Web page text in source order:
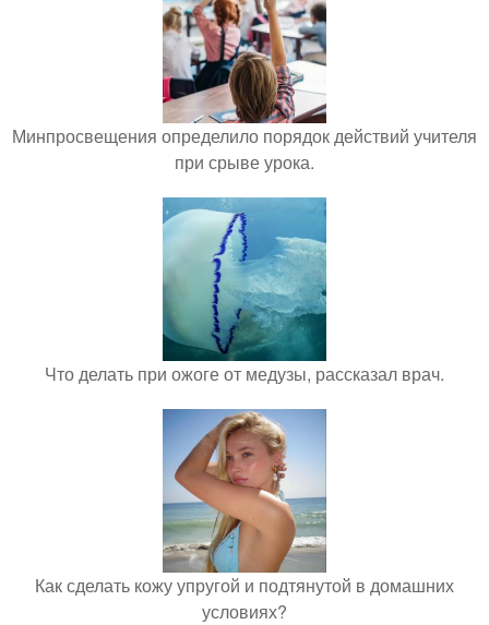
Минпросвещения определило порядок действий учителя
при срыве урока.
Что делать при ожоге от медузы, рассказал врач.
Как сделать кожу упругой и подтянутой в домашних
условиях?